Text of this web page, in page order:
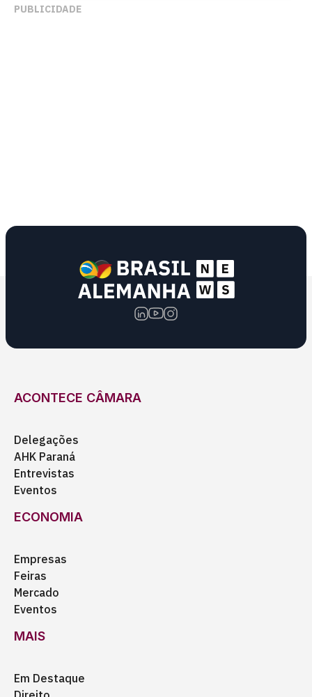
PUBLICIDADE
ACONTECE CÂMARA
Delegações
AHK Paraná
Entrevistas
Eventos
ECONOMIA
Empresas
Feiras
Mercado
Eventos
MAIS
Em Destaque